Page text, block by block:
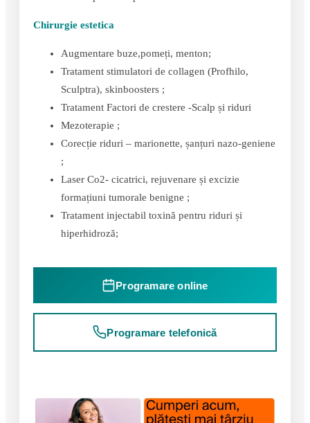
Chirurgie estetica
Augmentare buze,pomeți, menton;
Tratament stimulatori de collagen (Profhilo,
Sculptra), skinboosters ;
Tratament Factori de crestere -Scalp și riduri
Mezoterapie ;
Corecție riduri – marionette, șanțuri nazo-geniene
;
Laser Co2- cicatrici, rejuvenare și excizie
formațiuni tumorale benigne ;
Tratament injectabil toxină pentru riduri și
hiperhidroză;
Programare online
Programare telefonică